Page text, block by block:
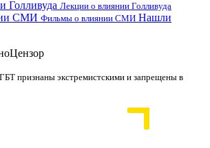
Лекции о влиянии Голливуда
Фильмы о влиянии СМИ Нашли
признаны экстремистскими и запрещены в